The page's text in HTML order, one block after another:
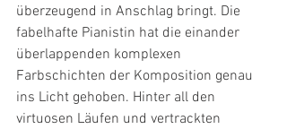
überzeugend in Anschlag bringt. Die
fabelhafte Pianistin hat die einander
überlappenden komplexen
Farbschichten der Komposition genau
ins Licht gehoben. Hinter all den
virtuosen Läufen und vertrackten